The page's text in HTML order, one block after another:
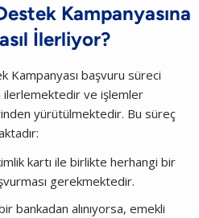
Kampanyasına
İlerliyor?
Kampanyası başvuru süreci
ilerlemektedir ve işlemler
yürütülmektedir. Bu süreç
kartı ile birlikte herhangi bir
gerekmektedir.
bankadan alınıyorsa, emekli